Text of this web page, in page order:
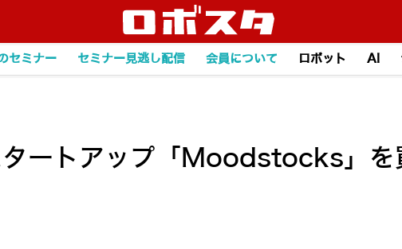
セミナー セミナー見逃し配信 会員について ロボット AI
ートアップ「Moodstocks」を